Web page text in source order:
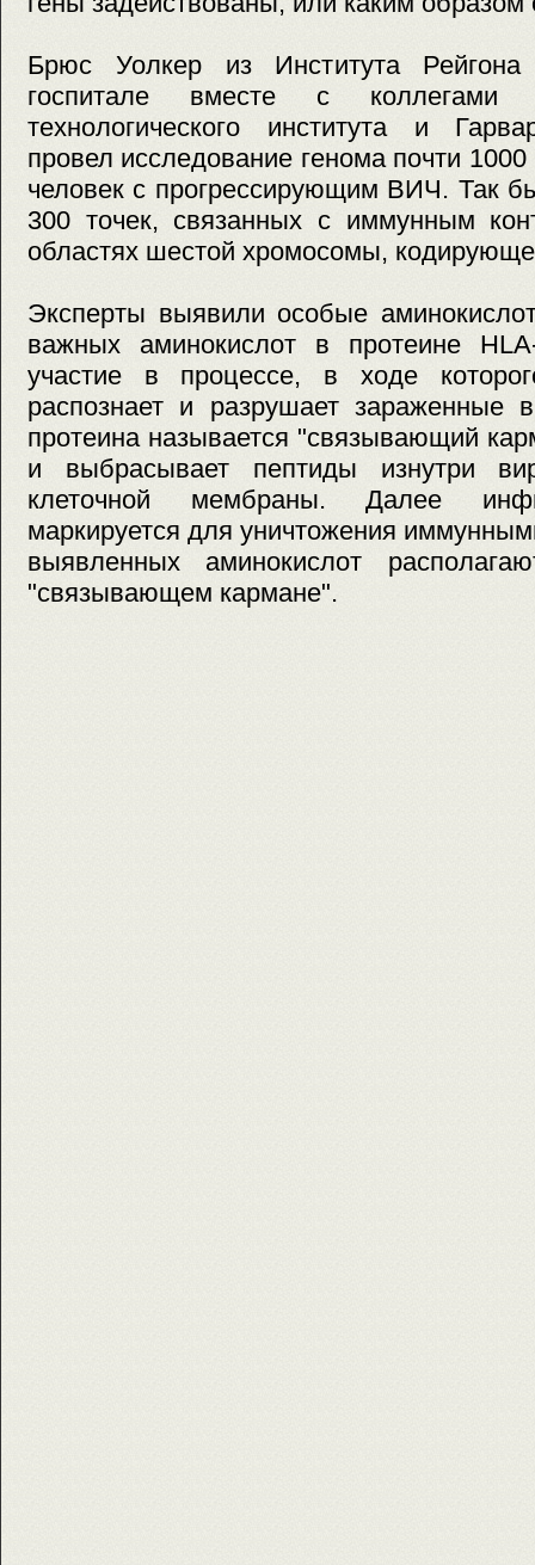
Брюс Уолкер из Института Рейгона
госпитале вместе с коллегами
технологического института и
провел исследование генома почти
человек с прогрессирующим ВИЧ. Так
300 точек, связанных с иммунным
областях шестой хромосомы,
Эксперты выявили особые
важных аминокислот в протеине
участие в процессе, в ходе
распознает и разрушает зараженные
протеина называется "связывающий
и выбрасывает пептиды изнутри
клеточной мембраны. Далее
маркируется для уничтожения
выявленных аминокислот
"связывающем кармане".